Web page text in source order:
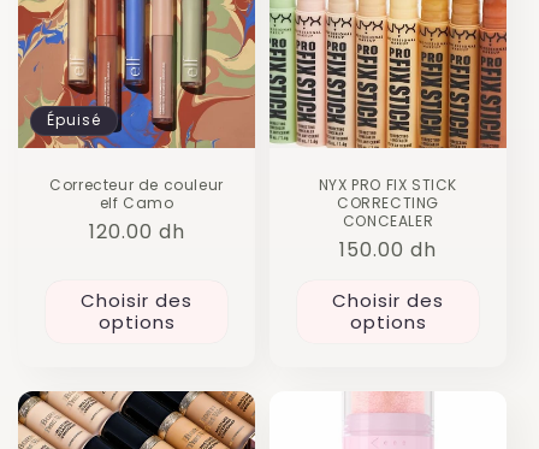
Épuisé
Correcteur de couleur
elf Camo
Prix
120.00 dh
Choisir des
options
NYX PRO FIX STICK
CORRECTING
CONCEALER
Prix
150.00 dh
Choisir des
options